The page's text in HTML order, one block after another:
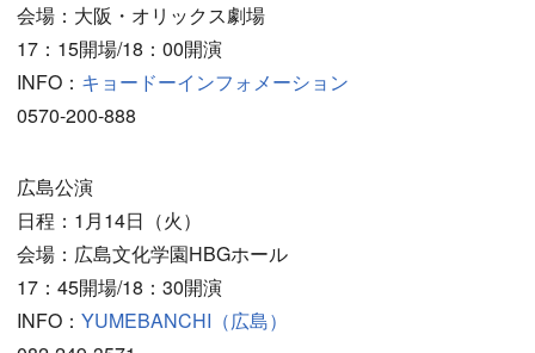
会場：大阪・オリックス劇場
17：15開場/18：00開演
INFO： キョードーインフォメーション
0570-200-888
広島公演
日程：1月14日（火）
会場：広島文化学園HBGホール
17：45開場/18：30開演
INFO： YUMEBANCHI（広島）